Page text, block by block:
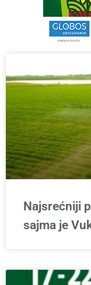
Najsrećniji
sajma je